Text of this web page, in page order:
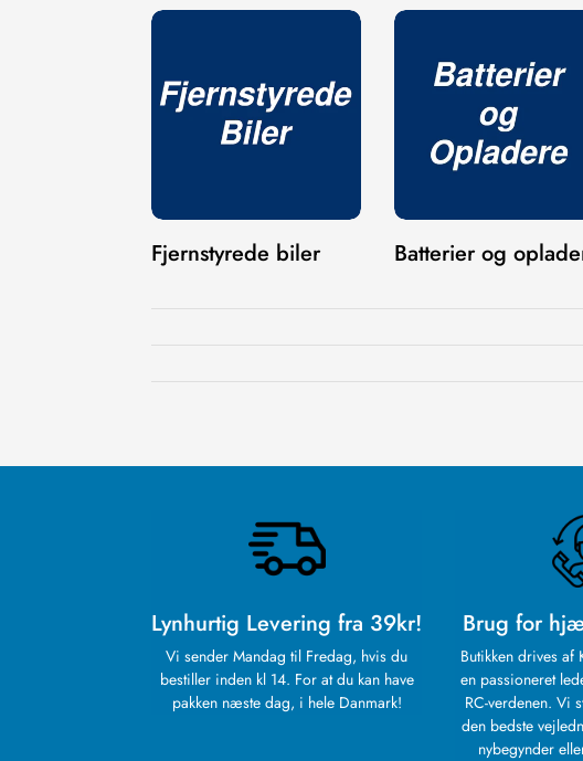
Fjernstyrede biler Batterier og
Lynhurtig Levering fra 39kr!
Vi sender Mandag til Fredag, hvis du
bestiller inden kl 14. For at du kan have
pakken næste dag, i hele Danmark!
Brug for
Butikken drives af
en passioneret
RC-verdenen. Vi
den bedste
nybegynder